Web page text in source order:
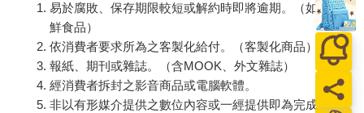
易於腐敗、保存期限較短或解約時即將逾期。（如：生
鮮食品）
依消費者要求所為之客製化給付。（客製化商品）
報紙、期刊或雜誌。（含MOOK、外文雜誌）
經消費者拆封之影音商品或電腦軟體。
非以有形媒介提供之數位內容或一經提供即為完成之線